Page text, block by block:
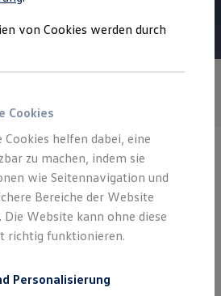
Angebote
Leasing
Leasing
Anzahlung
mit Schlussrate
und Garantien
Class bei Volkswagen
auf dieser Seite ist die Autohaus
von Cookies werden durch
Cookies
helfen dabei, eine
zu machen, indem sie
wie Seitennavigation und
Bereiche der Website
Die Website kann ohne diese
richtig funktionieren.
Personalisierung